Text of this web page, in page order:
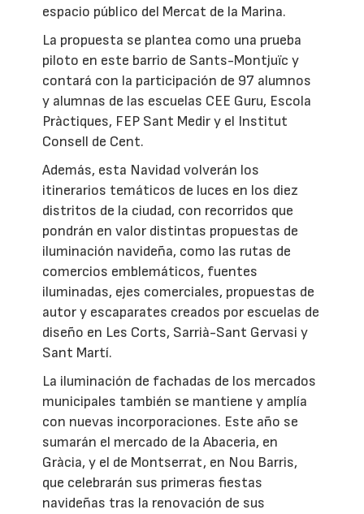
espacio público del Mercat de la Marina.
La propuesta se plantea como una prueba
piloto en este barrio de Sants-Montjuïc y
contará con la participación de 97 alumnos
y alumnas de las escuelas CEE Guru, Escola
Pràctiques, FEP Sant Medir y el Institut
Consell de Cent.
Además, esta Navidad volverán los
itinerarios temáticos de luces en los diez
distritos de la ciudad, con recorridos que
pondrán en valor distintas propuestas de
iluminación navideña, como las rutas de
comercios emblemáticos, fuentes
iluminadas, ejes comerciales, propuestas de
autor y escaparates creados por escuelas de
diseño en Les Corts, Sarrià-Sant Gervasi y
Sant Martí.
La iluminación de fachadas de los mercados
municipales también se mantiene y amplía
con nuevas incorporaciones. Este año se
sumarán el mercado de la Abaceria, en
Gràcia, y el de Montserrat, en Nou Barris,
que celebrarán sus primeras fiestas
navideñas tras la renovación de sus